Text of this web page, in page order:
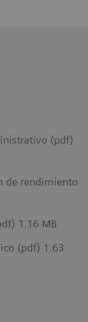
(pdf)
de rendimiento
1.16 MB
(pdf) 1.63